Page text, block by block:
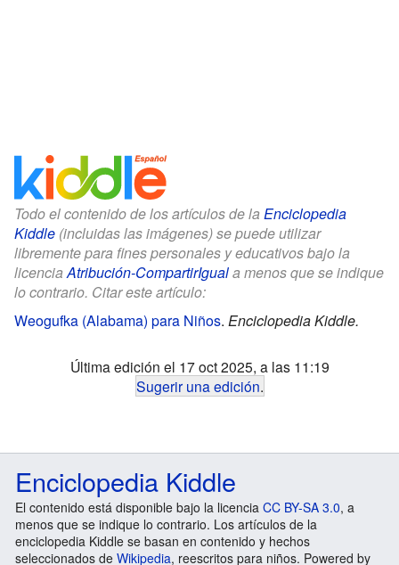
Todo el contenido de los artículos de la Enciclopedia
Kiddle (incluidas las imágenes) se puede utilizar
libremente para fines personales y educativos bajo la
licenciaAtribución-CompartirIguala menos que se indique
lo contrario. Citar este artículo:
Weogufka (Alabama) para Niños. Enciclopedia Kiddle.
Última edición el 17 oct 2025, a las 11:19
Sugerir una edición.
Enciclopedia Kiddle
El contenido está disponible bajo la licencia CC BY-SA 3.0, a
menos que se indique lo contrario. Los artículos de la
enciclopedia Kiddle se basan en contenido y hechos
seleccionados de Wikipedia, reescritos para niños. Powered by